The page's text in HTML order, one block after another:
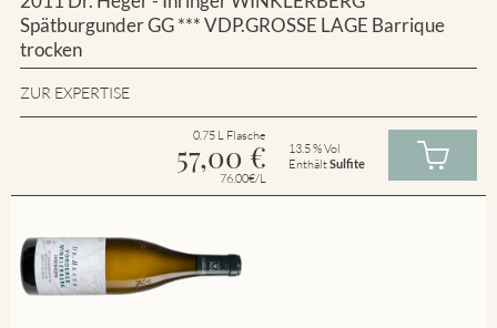
Spätburgunder GG *** VDP.GROSSE LAGE Barrique
trocken
ZUR EXPERTISE
0.75 L Flasche
57,00 €
76.00€/L
13.5 % Vol
EnthältSulfite